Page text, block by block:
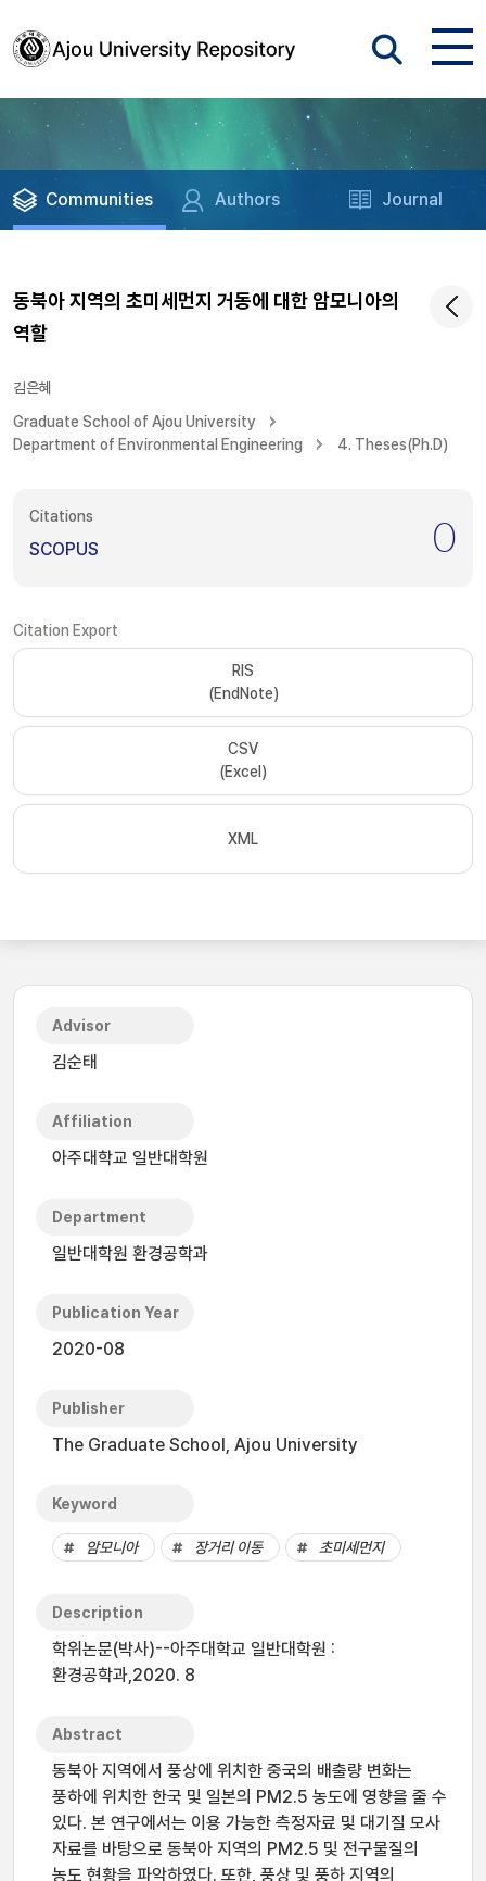
Communities Authors Journal
동북아 지역의 초미세먼지 거동에 대한 암모니아의
역할
김은혜
Graduate School of Ajou University
Department of Environmental Engineering
4. Theses(Ph.D)
Citations
SCOPUS 0
Citation Export
RIS
(EndNote)
CSV
(Excel)
XML
Advisor
김순태
Affiliation
아주대학교 일반대학원
Department
일반대학원 환경공학과
Publication Year
2020-08
Publisher
The Graduate School, Ajou University
Keyword
암모니아 장거리 이동 초미세먼지
Description
학위논문(박사)--아주대학교 일반대학원 :
환경공학과,2020. 8
Abstract
동북아 지역에서 풍상에 위치한 중국의 배출량 변화는
풍하에 위치한 한국 및 일본의 PM2.5 농도에 영향을 줄 수
있다. 본 연구에서는 이용 가능한 측정자료 및 대기질 모사
자료를 바탕으로 동북아 지역의 PM2.5 및 전구물질의
농도 현황을 파악하였다. 또한, 풍상 및 풍하 지역의